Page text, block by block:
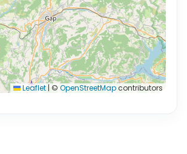
Leaflet | © OpenStreetMapcontributors